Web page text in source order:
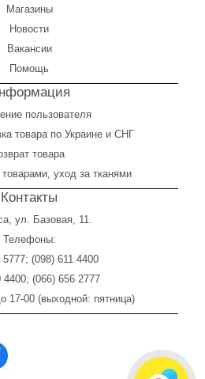
Магазины
Новости
Вакансии
Помощь
пользователя
товара по Украине и СНГ
товара
уход за тканями
Контакты
ул. Базовая, 11.
Телефоны:
5777; (098) 611 4400
4400; (066) 656 2777
17-00 (выходной: пятница)